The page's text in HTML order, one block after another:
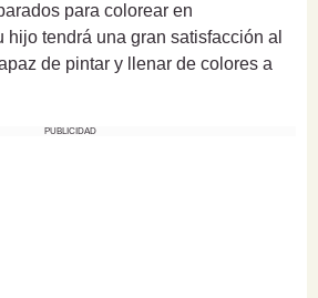
para colorear en
hijo tendrá una gran satisfacción al
de pintar y llenar de colores a
PUBLICIDAD